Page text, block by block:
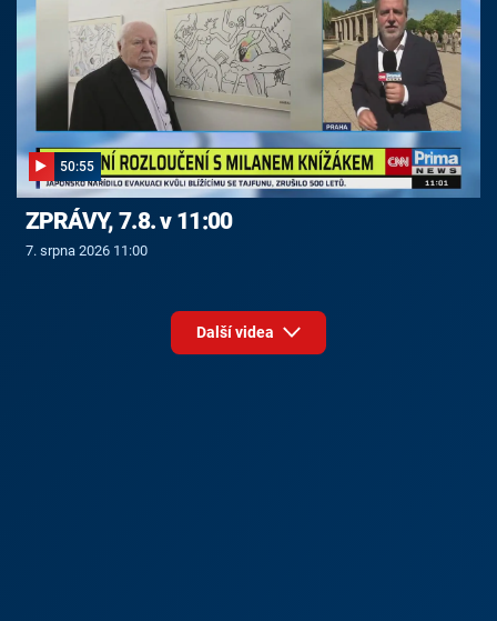
50:55
ZPRÁVY, 7.8. v 11:00
7. srpna 2026 11:00
Další videa